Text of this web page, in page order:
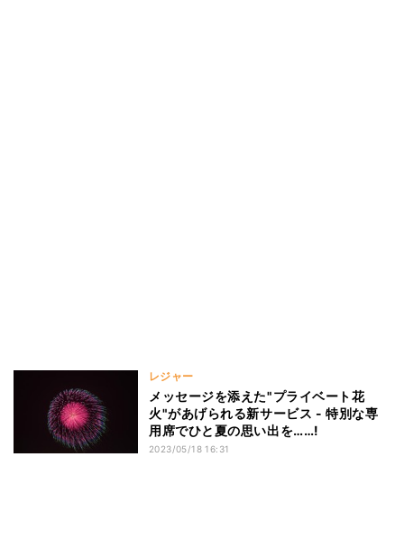
レジャー
メッセージを添えた"プライベート花
火"があげられる新サービス - 特別な専
用席でひと夏の思い出を……!
2023/05/18 16:31